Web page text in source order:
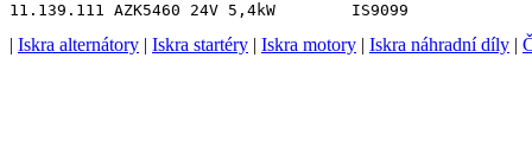
| Iskra alternátory | Iskra startéry | Iskra motory | Iskra náhradní díly |